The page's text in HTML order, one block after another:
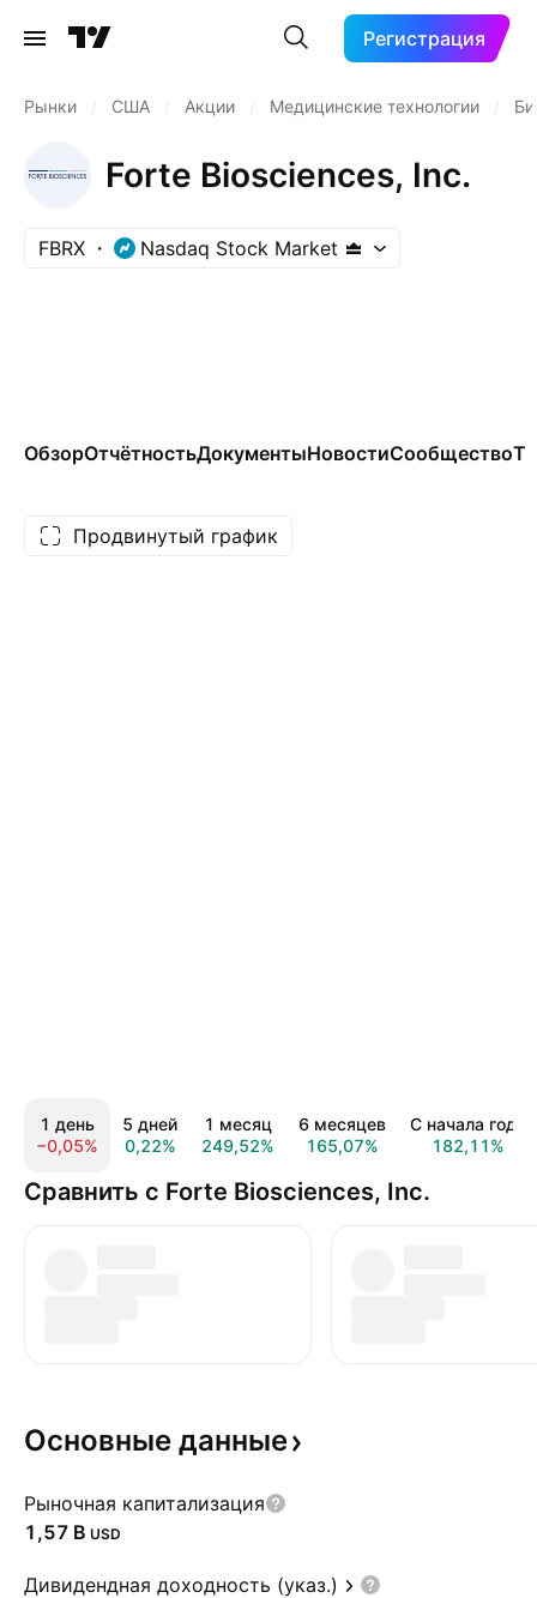
Регистрация
Рынки США Акции Медицинские технологии
Forte Biosciences, Inc.
FBRX Nasdaq Stock Market
ОбзорОтчётностьДокументыНовостиСообщество
Продвинутый график
1 день
−0,05%
5 дней
0,22%
1 месяц
249,52%
6 месяцев
165,07%
С начала года
182,11%
Сравнить с Forte Biosciences, Inc.
Основные данные
Рыночная капитализация
‪1,57 B‬ USD
Дивидендная доходность (указ.)